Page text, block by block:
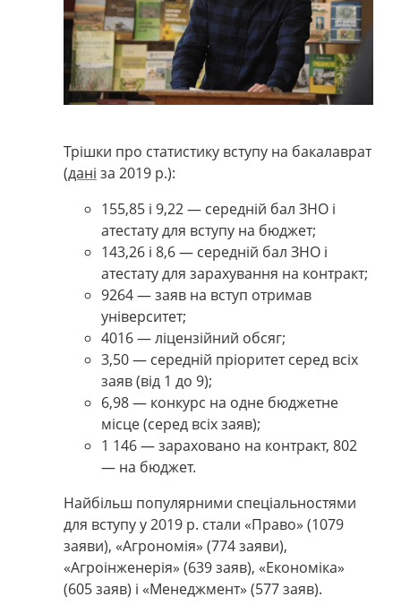
Трішки про статистику вступу на бакалаврат
(дані за 2019 р.):
155,85 і 9,22—середній бал ЗНО і
атестату для вступу на бюджет;
143,26 і 8,6—середній бал ЗНО і
атестату для зарахування на контракт;
9264 — заяв на вступ отримав
університет;
4016 — ліцензійний обсяг;
3,50 — середній пріоритет серед всіх
заяв (від 1 до 9);
6,98 — конкурс на одне бюджетне
місце (серед всіх заяв);
1 146 — зараховано на контракт, 802
— на бюджет.
Найбільш популярними спеціальностями
для вступу у 2019 р. стали «Право» (1079
заяви), «Агрономія» (774 заяви),
«Агроінженерія» (639 заяв), «Економіка»
(605 заяв) і «Менеджмент» (577 заяв).